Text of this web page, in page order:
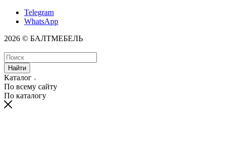
Telegram
WhatsApp
2026 © БАЛТМЕБЕЛЬ
Найти
Каталог
По всему сайту
По каталогу